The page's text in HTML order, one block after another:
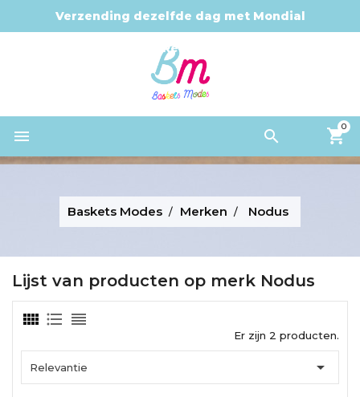
Verzending dezelfde dag met Mondial
Relay


0
Baskets Modes Merken Nodus
Lijst van producten op merk Nodus
Er zijn 2 producten.
Relevantie 